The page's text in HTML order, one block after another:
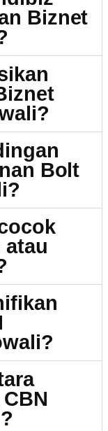
Biznet
Bolt
atau